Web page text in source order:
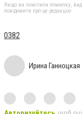
Якщо ви помітили помилку,
повідомити про це редакцію
0382
Ирина Ганноцкая